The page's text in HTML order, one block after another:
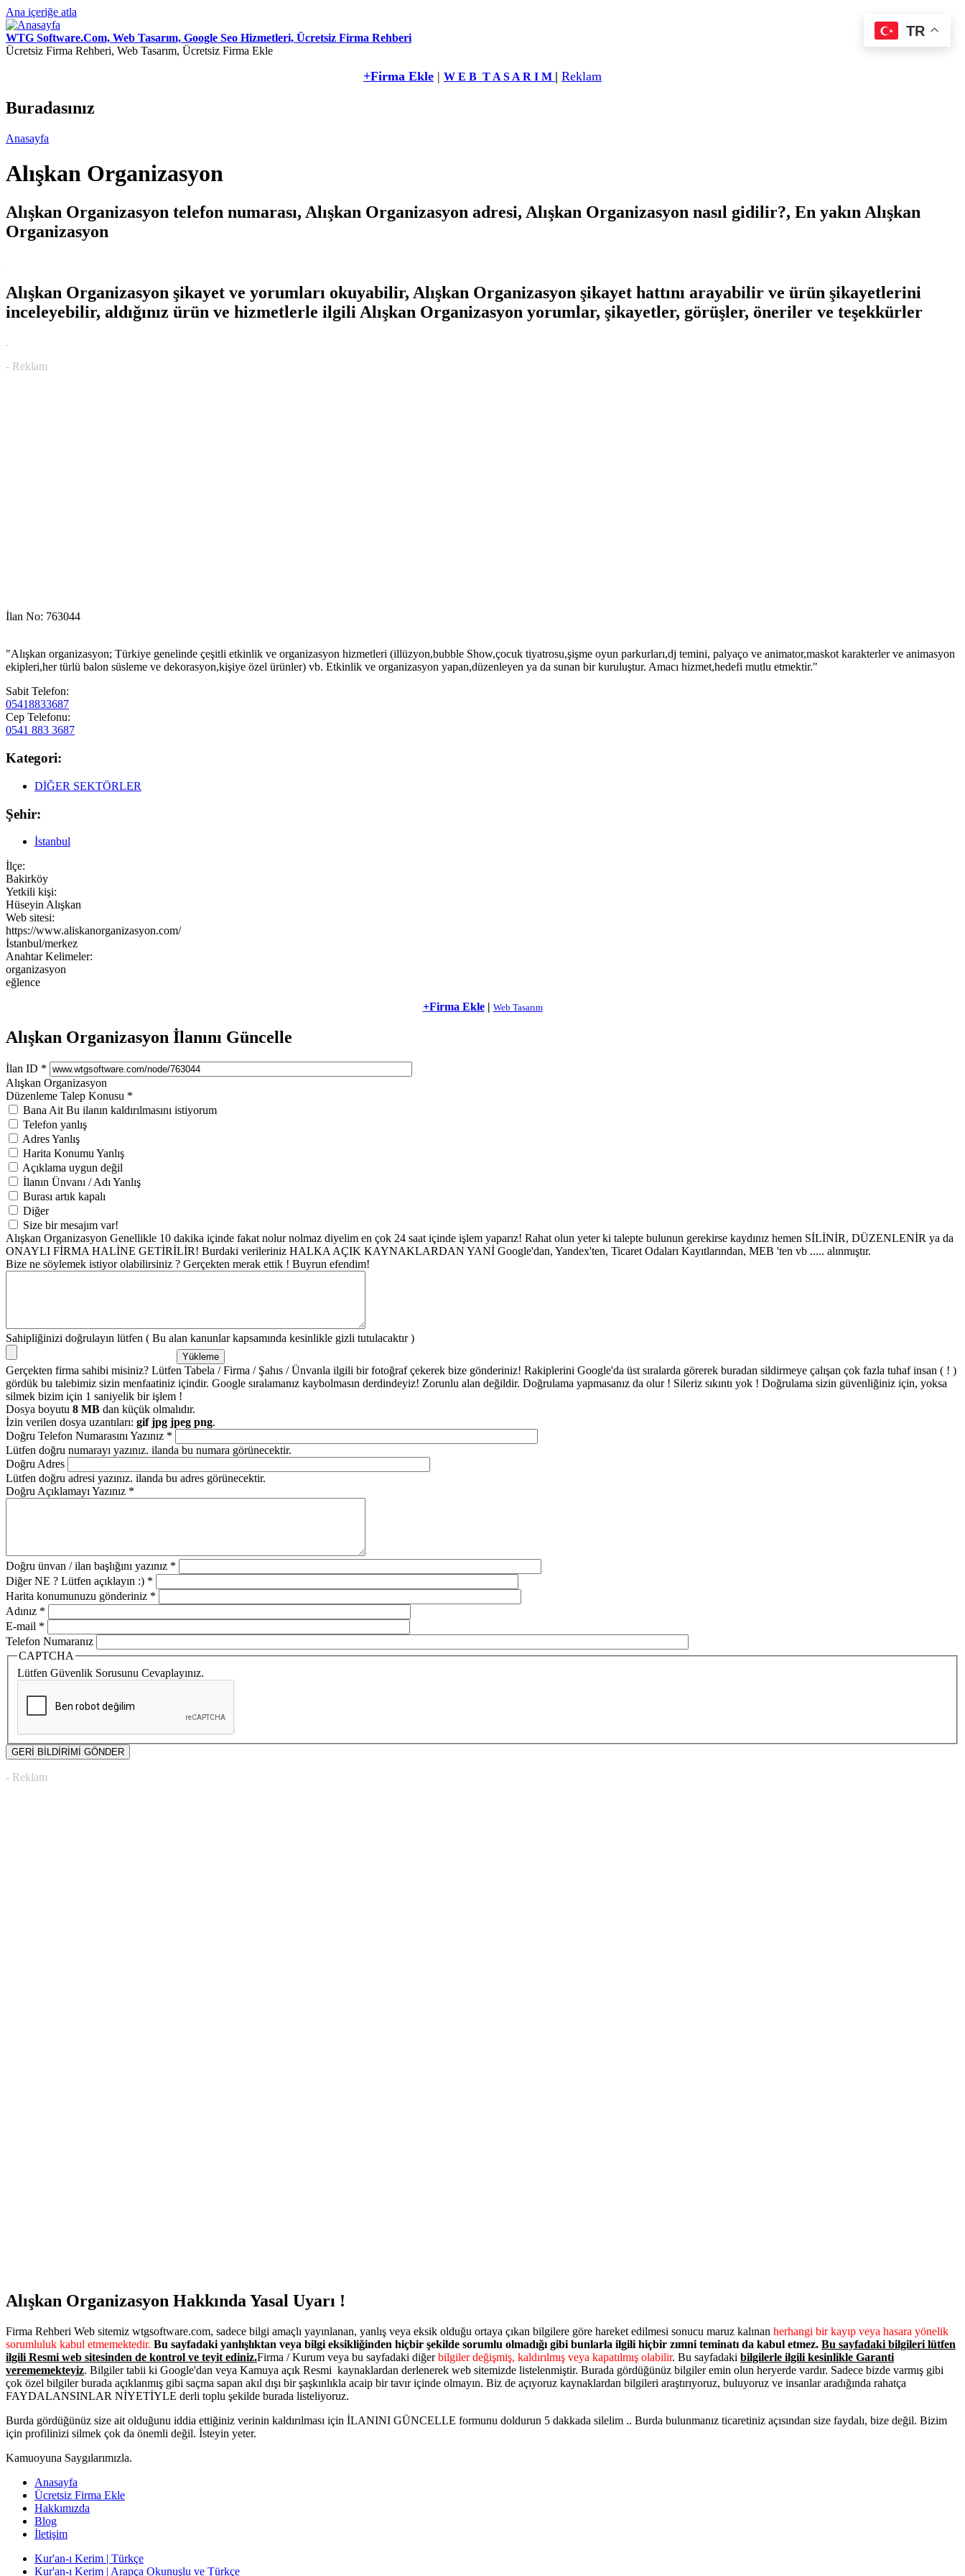
Ana içeriğe atla
WTG Software.Com, Web Tasarım, Google Seo Hizmetleri, Ücretsiz Firma Rehberi
Ücretsiz Firma Rehberi, Web Tasarım, Ücretsiz Firma Ekle
+Firma Ekle | W E B T A S A R I M | Reklam
Buradasınız
Anasayfa
Alışkan Organizasyon
Alışkan Organizasyon telefon numarası, Alışkan Organizasyon adresi, Alışkan Organizasyon nasıl gidilir?, En yakın Alışkan
Organizasyon
Alışkan Organizasyon şikayet ve yorumları okuyabilir, Alışkan Organizasyon şikayet hattını arayabilir ve ürün şikayetlerini
inceleyebilir, aldığınız ürün ve hizmetlerle ilgili Alışkan Organizasyon yorumlar, şikayetler, görüşler, öneriler ve teşekkürler
.
- Reklam
İlan No: 763044
"Alışkan organizasyon; Türkiye genelinde çeşitli etkinlik ve organizasyon hizmetleri (illüzyon,bubble Show,çocuk tiyatrosu,şişme oyun parkurları,dj temini, palyaço ve animator,maskot karakterler ve animasyon
ekipleri,her türlü balon süsleme ve dekorasyon,kişiye özel ürünler) vb. Etkinlik ve organizasyon yapan,düzenleyen ya da sunan bir kuruluştur. Amacı hizmet,hedefi mutlu etmektir."
Sabit Telefon:
05418833687
Cep Telefonu:
0541 883 3687
Kategori:
DİĞER SEKTÖRLER
Şehir:
İstanbul
İlçe:
Bakirköy
Yetkili kişi:
Hüseyin Alışkan
Web sitesi:
https://www.aliskanorganizasyon.com/
İstanbul/merkez
Anahtar Kelimeler:
organizasyon
eğlence
+Firma Ekle | Web Tasarım
TR
Alışkan Organizasyon İlanını Güncelle
İlan ID *
Alışkan Organizasyon
Düzenleme Talep Konusu *
Bana Ait Bu ilanın kaldırılmasını istiyorum
Telefon yanlış
Adres Yanlış
Harita Konumu Yanlış
Açıklama uygun değil
İlanın Ünvanı / Adı Yanlış
Burası artık kapalı
Diğer
Size bir mesajım var!
Alışkan Organizasyon Genellikle 10 dakika içinde fakat nolur nolmaz diyelim en çok 24 saat içinde işlem yaparız! Rahat olun yeter ki talepte bulunun gerekirse kaydınız hemen SİLİNİR, DÜZENLENİR ya da
ONAYLI FİRMA HALİNE GETİRİLİR! Burdaki verileriniz HALKA AÇIK KAYNAKLARDAN YANİ Google'dan, Yandex'ten, Ticaret Odaları Kayıtlarından, MEB 'ten vb ..... alınmıştır.
Bize ne söylemek istiyor olabilirsiniz ? Gerçekten merak ettik ! Buyrun efendim!
Sahipliğinizi doğrulayın lütfen ( Bu alan kanunlar kapsamında kesinlikle gizli tutulacaktır )
Gerçekten firma sahibi misiniz? Lütfen Tabela / Firma / Şahıs / Ünvanla ilgili bir fotoğraf çekerek bize gönderiniz! Rakiplerini Google'da üst sıralarda görerek buradan sildirmeye çalışan çok fazla tuhaf insan ( ! )
gördük bu talebimiz sizin menfaatiniz içindir. Google sıralamanız kaybolmasın derdindeyiz! Zorunlu alan değildir. Doğrulama yapmasanız da olur ! Sileriz sıkıntı yok ! Doğrulama sizin güvenliğiniz için, yoksa
silmek bizim için 1 saniyelik bir işlem !
Dosya boyutu 8 MB dan küçük olmalıdır.
İzin verilen dosya uzantıları: gif jpg jpeg png.
Doğru Telefon Numarasını Yazınız *
Lütfen doğru numarayı yazınız. ilanda bu numara görünecektir.
Doğru Adres
Lütfen doğru adresi yazınız. ilanda bu adres görünecektir.
Doğru Açıklamayı Yazınız *
Doğru ünvan / ilan başlığını yazınız *
Diğer NE ? Lütfen açıklayın :) *
Harita konumunuzu gönderiniz *
Adınız *
E-mail *
Telefon Numaranız
CAPTCHA
Lütfen Güvenlik Sorusunu Cevaplayınız.
- Reklam
Alışkan Organizasyon Hakkında Yasal Uyarı !
Firma Rehberi Web sitemiz wtgsoftware.com, sadece bilgi amaçlı yayınlanan, yanlış veya eksik olduğu ortaya çıkan bilgilere göre hareket edilmesi sonucu maruz kalınan herhangi bir kayıp veya hasara yönelik
sorumluluk kabul etmemektedir. Bu sayfadaki yanlışlıktan veya bilgi eksikliğinden hiçbir şekilde sorumlu olmadığı gibi bunlarla ilgili hiçbir zımni teminatı da kabul etmez. Bu sayfadaki bilgileri lütfen
ilgili Resmi web sitesinden de kontrol ve teyit ediniz.Firma / Kurum veya bu sayfadaki diğerbilgiler değişmiş, kaldırılmış veya kapatılmış olabilir. Bu sayfadaki bilgilerle ilgili kesinlikle Garanti
verememekteyiz. Bilgiler tabii ki Google'dan veya Kamuya açık Resmi kaynaklardan derlenerek web sitemizde listelenmiştir. Burada gördüğünüz bilgiler emin olun heryerde vardır. Sadece bizde varmış gibi
çok özel bilgiler burada açıklanmış gibi saçma sapan akıl dışı bir şaşkınlıkla acaip bir tavır içinde olmayın. Biz de açıyoruz kaynaklardan bilgileri araştırıyoruz, buluyoruz ve insanlar aradığında rahatça
FAYDALANSINLAR NİYETİYLE derli toplu şekilde burada listeliyoruz.
Burda gördüğünüz size ait olduğunu iddia ettiğiniz verinin kaldırılması için İLANINI GÜNCELLE formunu doldurun 5 dakkada silelim .. Burda bulunmanız ticaretiniz açısından size faydalı, bize değil. Bizim
için profilinizi silmek çok da önemli değil. İsteyin yeter.
Kamuoyuna Saygılarımızla.
Anasayfa
Ücretsiz Firma Ekle
Hakkımızda
Blog
İletişim
Kur'an-ı Kerim | Türkçe
Kur'an-ı Kerim | Arapça Okunuşlu ve Türkçe